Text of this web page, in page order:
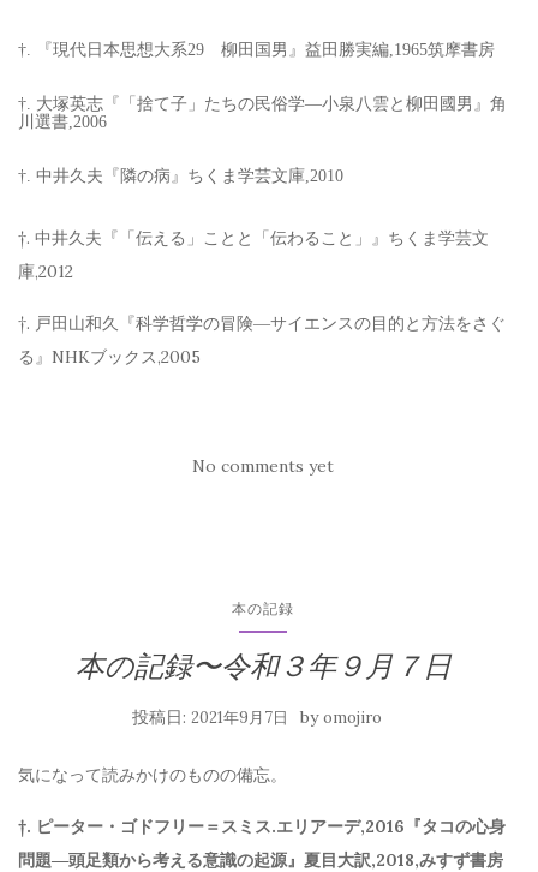
†. 『現代日本思想大系29 柳田国男』益田勝実編,1965筑摩書房
†. 大塚英志『「捨て子」たちの民俗学―小泉八雲と柳田國男』角
川選書,2006
†. 中井久夫『隣の病』ちくま学芸文庫,2010
†. 中井久夫『「伝える」ことと「伝わること」』ちくま学芸文
庫,2012
†. 戸田山和久『科学哲学の冒険―サイエンスの目的と方法をさぐ
る』NHKブックス,2005
No comments yet
本の記録
本の記録〜令和３年９月７日
投稿日: 2021年9月7日 byomojiro
気になって読みかけのものの備忘。
†. ピーター・ゴドフリー＝スミス.エリアーデ,2016『タコの心身
問題―頭足類から考える意識の起源』夏目大訳,2018,みすず書房